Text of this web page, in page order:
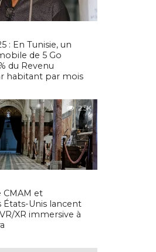
: En Tunisie, un
de 5 Go
du Revenu
habitant par mois
2.5K
CMAM et
États-Unis lancent
XR immersive à